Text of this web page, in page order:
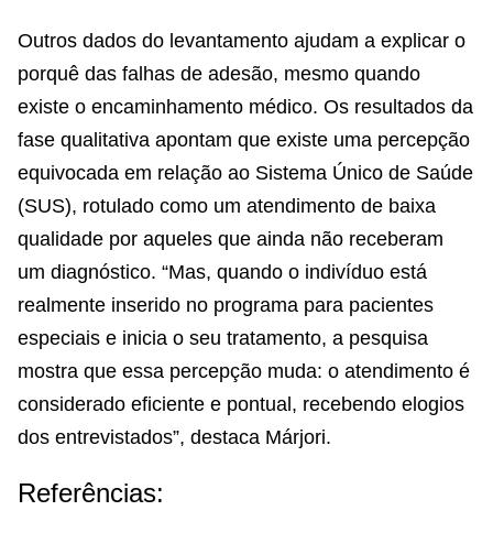
Outros dados do levantamento ajudam a explicar o
porquê das falhas de adesão, mesmo quando
existe o encaminhamento médico. Os resultados da
fase qualitativa apontam que existe uma percepção
equivocada em relação ao Sistema Único de Saúde
(SUS), rotulado como um atendimento de baixa
qualidade por aqueles que ainda não receberam
um diagnóstico. “Mas, quando o indivíduo está
realmente inserido no programa para pacientes
especiais e inicia o seu tratamento, a pesquisa
mostra que essa percepção muda: o atendimento é
considerado eficiente e pontual, recebendo elogios
dos entrevistados”, destaca Márjori.
Referências: